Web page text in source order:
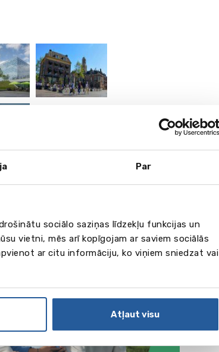
Par
sociālo saziņas līdzekļu funkcijas un
vietni, mēs arī kopīgojam ar saviem sociālās
ar citu informāciju, ko viņiem sniedzat vai
Atļaut visu